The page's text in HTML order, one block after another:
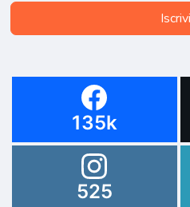
135k
525